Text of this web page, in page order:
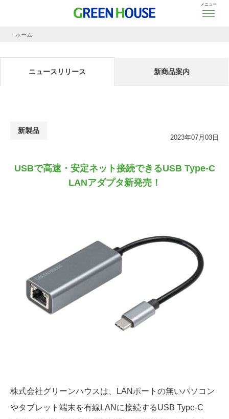
メニュー
ホーム
ニュースリリース 新商品案内
新製品
2023年07月03日
USBで高速・安定ネット接続できるUSB Type-C
LANアダプタ新発売！
株式会社グリーンハウスは、LANポートの無いパソコン
やタブレット端末を有線LANに接続するUSB Type-C